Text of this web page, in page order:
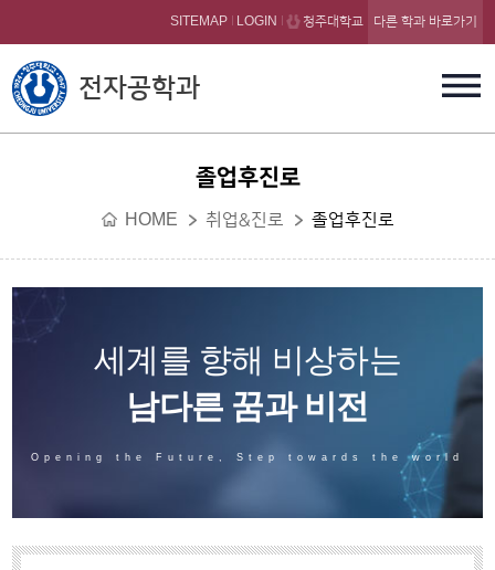
본문 바로가기
전자공학과
SITEMAP LOGIN 청주대학교 다른 학과 바로가기
졸업후진로
HOME 취업&진로 졸업후진로
세계를 향해 비상하는
남다른 꿈과 비전
Opening the Future, Step towards the world